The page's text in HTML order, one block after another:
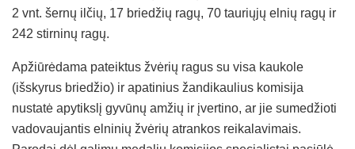
2 vnt. šernų ilčių, 17 briedžių ragų, 70 tauriųjų elnių ragų ir
242 stirninų ragų.
Apžiūrėdama pateiktus žvėrių ragus su visa kaukole
(išskyrus briedžio) ir apatinius žandikaulius komisija
nustatė apytikslį gyvūnų amžių ir įvertino, ar jie sumedžioti
vadovaujantis elninių žvėrių atrankos reikalavimais.